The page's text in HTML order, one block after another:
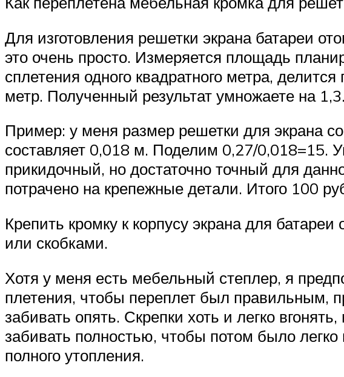
Для изготовления решетки экрана батареи
это очень просто. Измеряется площадь
сплетения одного квадратного метра,
метр. Полученный результат умножаете на
Пример: у меня размер решетки для экрана
составляет 0,018 м. Поделим 0,27/0,018=15.
прикидочный, но достаточно точный для
потрачено на крепежные детали. Итого 100
Крепить кромку к корпусу экрана для
или скобками.
Хотя у меня есть мебельный степлер, я
плетения, чтобы переплет был правильным,
забивать опять. Скрепки хоть и легко
забивать полностью, чтобы потом было
полного утопления.